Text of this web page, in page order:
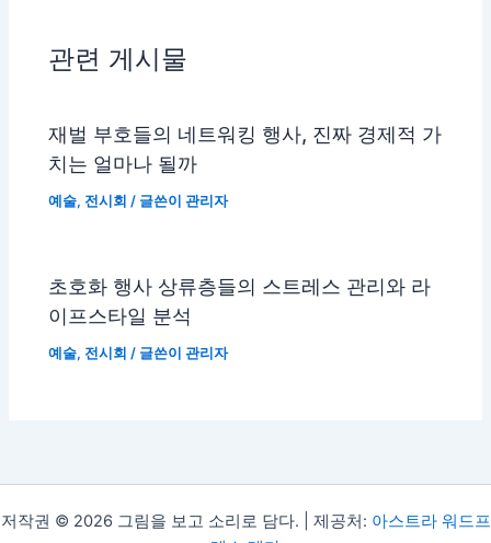
관련 게시물
재벌 부호들의 네트워킹 행사, 진짜 경제적 가
치는 얼마나 될까
예술, 전시회 / 글쓴이관리자
초호화 행사 상류층들의 스트레스 관리와 라
이프스타일 분석
예술, 전시회 / 글쓴이관리자
저작권 © 2026 그림을 보고 소리로 담다. | 제공처: 아스트라 워드프